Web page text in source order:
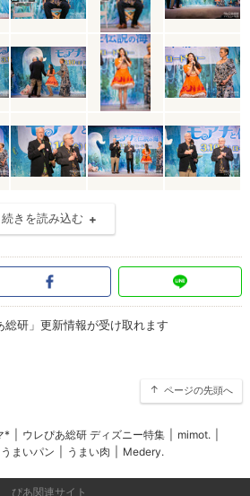
続きを読み込む
総研」更新情報が受け取れます
ページの先頭へ
* ウレぴあ総研 ディズニー特集 mimot.
うまいパン うまい肉 Medery.
ぴあ関連サイト